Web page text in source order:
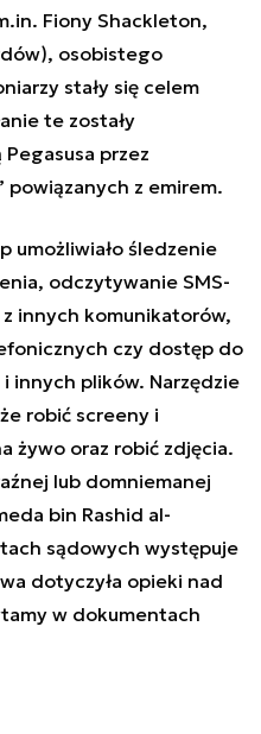
Fiony Shackleton,
osobistego
stały się celem
te zostały
przez
z emirem.
umożliwiało śledzenie
odczytywanie SMS-
innych komunikatorów,
czy dostęp do
innych plików. Narzędzie
robić screeny i
żywo oraz robić zdjęcia.
lub domniemanej
bin Rashid al-
sądowych występuje
dotyczyła opieki nad
w dokumentach